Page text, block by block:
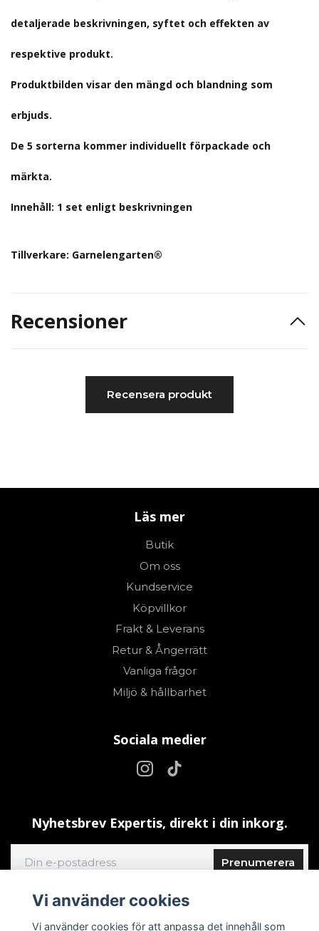
detaljerade beskrivningen, syftet och effekten av
respektive produkt.
Produktbilden visar den mängd och blandning som
erbjuds.
De 5 sorterna kommer individuellt förpackade och
märkta.
Innehåll: 1 set enligt beskrivningen
Tillverkare: Garnelengarten®
Recensioner
Recensera produkt
Läs mer
Butik
Om oss
Kundservice
Köpvillkor
Frakt & Leverans
Retur & Ångerrätt
Vanliga frågor
Miljö & hållbarhet
Sociala medier
Nyhetsbrev Expertis, direkt i din inkorg.
Prenumerera
Vi använder cookies
Vi använder cookies för att anpassa det innehåll som